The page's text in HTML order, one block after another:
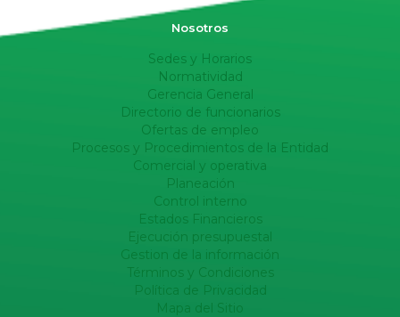
Nosotros
Sedes y Horarios
Normatividad
Gerencia General
Directorio de funcionarios
Ofertas de empleo
Procesos y Procedimientos de la Entidad
Comercial y operativa
Planeación
Control interno
Estados Financieros
Ejecución presupuestal
Gestion de la información
Términos y Condiciones
Política de Privacidad
Mapa del Sitio